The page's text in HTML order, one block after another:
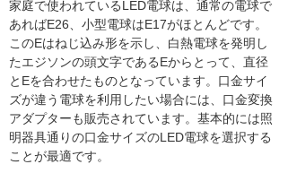
家庭で使われているLED電球は、通常の電球で
あればE26、小型電球はE17がほとんどです。
このEはねじ込み形を示し、白熱電球を発明し
たエジソンの頭文字であるEからとって、直径
とEを合わせたものとなっています。口金サイ
ズが違う電球を利用したい場合には、口金変換
アダプターも販売されています。基本的には照
明器具通りの口金サイズのLED電球を選択する
ことが最適です。